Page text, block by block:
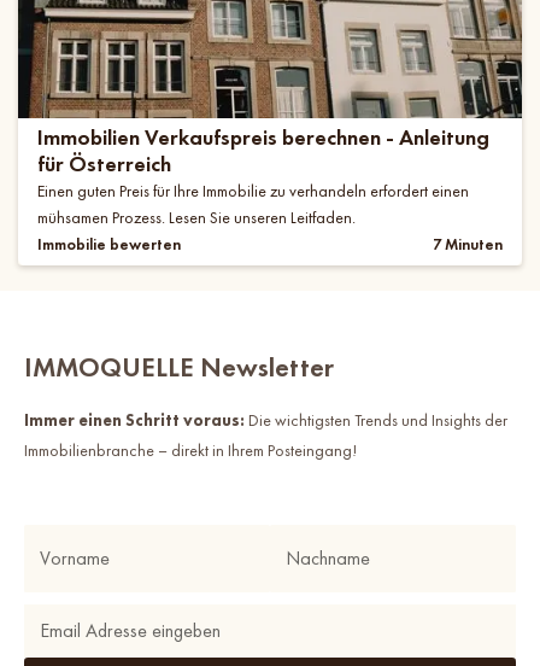
Immobilien Verkaufspreis berechnen - Anleitung
für Österreich
Einen guten Preis für Ihre Immobilie zu verhandeln erfordert einen
mühsamen Prozess. Lesen Sie unseren Leitfaden.
Immobilie bewerten 7 Minuten
IMMOQUELLE Newsletter
Immer einen Schritt voraus: Die wichtigsten Trends und Insights der
Immobilienbranche – direkt in Ihrem Posteingang!